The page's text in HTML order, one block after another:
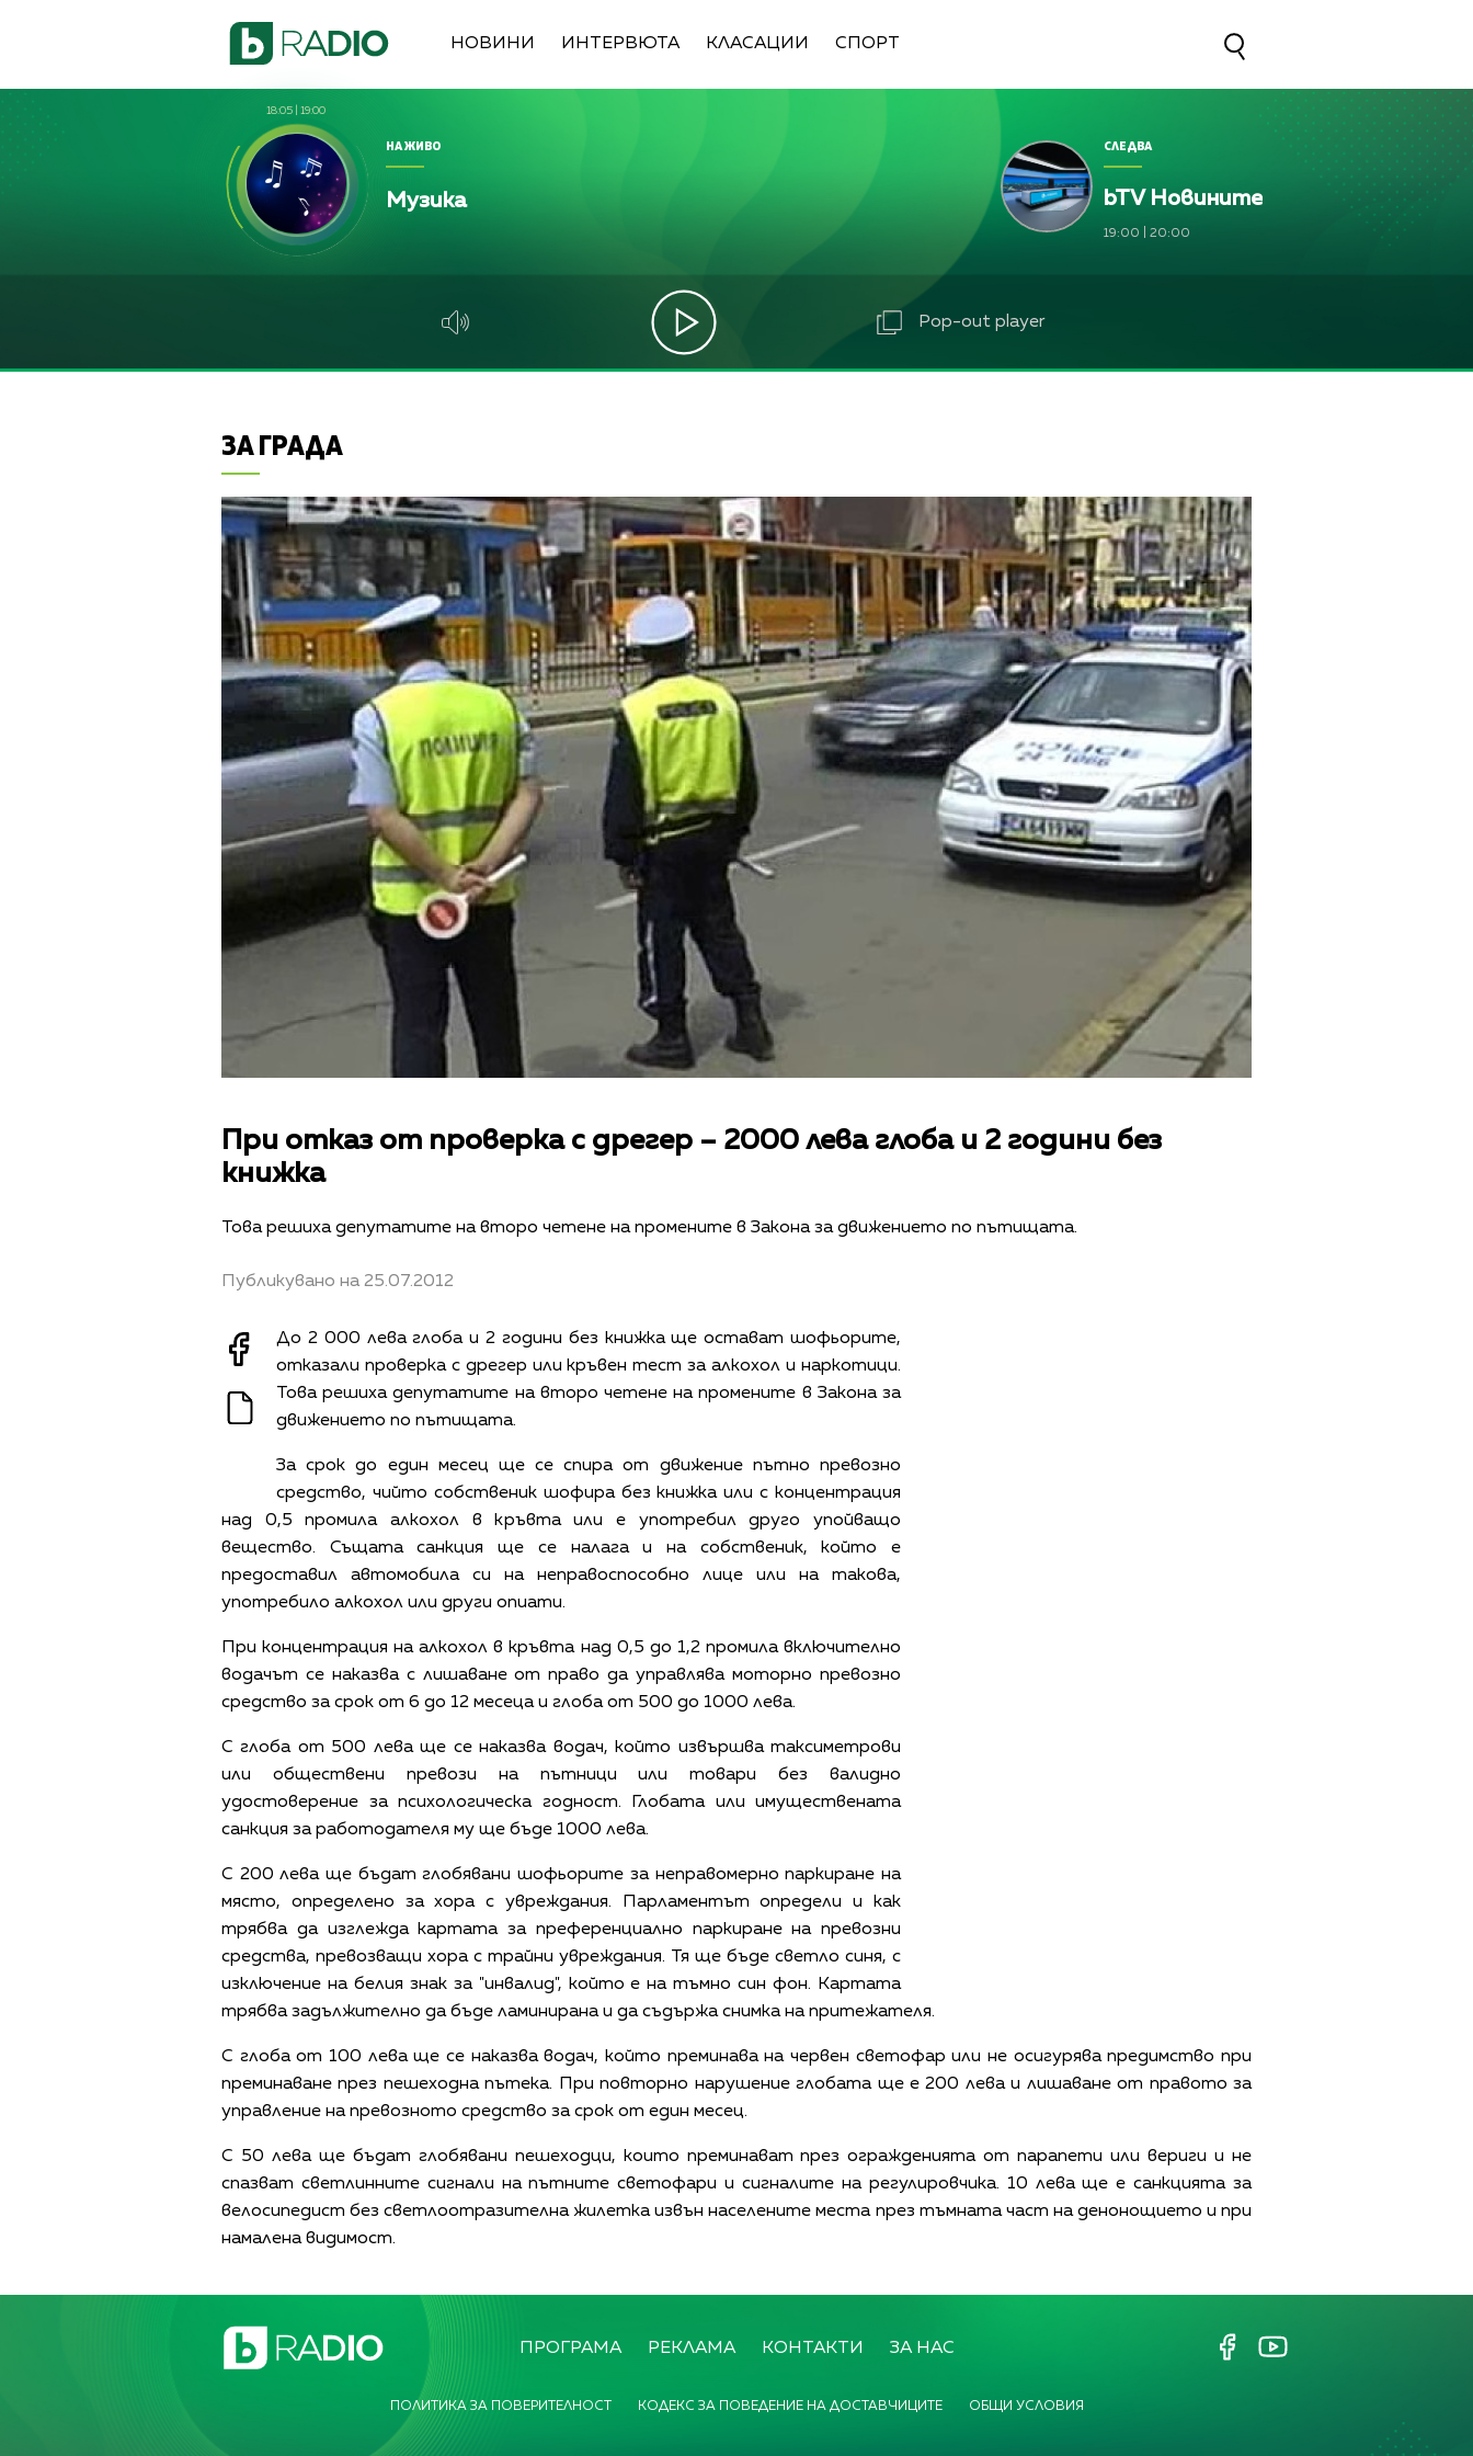
НОВИНИ ИНТЕРВЮТА КЛАСАЦИИ СПОРТ
18:05 19:00
НА ЖИВО
Музика
СЛЕДВА
bTV Новините
19:00 20:00
Pop-out player
ЗА ГРАДА
При отказ от проверка с дрегер – 2000 лева глоба и 2 години без
книжка
Това решиха депутатите на второ четене на промените в Закона за движението по пътищата.
Публикувано на 25.07.2012
До 2 000 лева глоба и 2 години без книжка ще остават шофьорите,
отказали проверка с дрегер или кръвен тест за алкохол и наркотици.
Това решиха депутатите на второ четене на промените в Закона за
движението по пътищата.
За срок до един месец ще се спира от движение пътно превозно
средство, чийто собственик шофира без книжка или с концентрация
над 0,5 промила алкохол в кръвта или е употребил друго упойващо
вещество. Същата санкция ще се налага и на собственик, който е
предоставил автомобила си на неправоспособно лице или на такова,
употребило алкохол или други опиати.
При концентрация на алкохол в кръвта над 0,5 до 1,2 промила включително
водачът се наказва с лишаване от право да управлява моторно превозно
средство за срок от 6 до 12 месеца и глоба от 500 до 1000 лева.
С глоба от 500 лева ще се наказва водач, който извършва таксиметрови
или обществени превози на пътници или товари без валидно
удостоверение за психологическа годност. Глобата или имуществената
санкция за работодателя му ще бъде 1000 лева.
С 200 лева ще бъдат глобявани шофьорите за неправомерно паркиране на
място, определено за хора с увреждания. Парламентът определи и как
трябва да изглежда картата за преференциално паркиране на превозни
средства, превозващи хора с трайни увреждания. Тя ще бъде светло синя, с
изключение на белия знак за "инвалид", който е на тъмно син фон. Картата
трябва задължително да бъде ламинирана и да съдържа снимка на притежателя.
С глоба от 100 лева ще се наказва водач, който преминава на червен светофар или не осигурява предимство при
преминаване през пешеходна пътека. При повторно нарушение глобата ще е 200 лева и лишаване от правото за
управление на превозното средство за срок от един месец.
С 50 лева ще бъдат глобявани пешеходци, които преминават през огражденията от парапети или вериги и не
спазват светлинните сигнали на пътните светофари и сигналите на регулировчика. 10 лева ще е санкцията за
велосипедист без светлоотразителна жилетка извън населените места през тъмната част на денонощието и при
намалена видимост.
ПРОГРАМА РЕКЛАМА КОНТАКТИ ЗА НАС
ПОЛИТИКА ЗА ПОВЕРИТЕЛНОСТ КОДЕКС ЗА ПОВЕДЕНИЕ НА ДОСТАВЧИЦИТЕ ОБЩИ УСЛОВИЯ